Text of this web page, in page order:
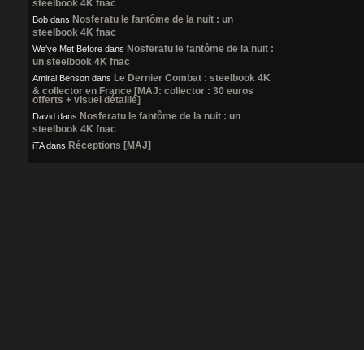
steelbook 4K fnac
Bob dans Nosferatu le fantôme de la nuit : un
steelbook 4K fnac
We've Met Before dans Nosferatu le fantôme de la nuit :
un steelbook 4K fnac
Amiral Benson dans Le Dernier Combat : steelbook 4K
& collector en France [MAJ: collector : 30 euros
offerts + visuel détaillé]
David dans Nosferatu le fantôme de la nuit : un
steelbook 4K fnac
iTAdans Réceptions [MAJ]